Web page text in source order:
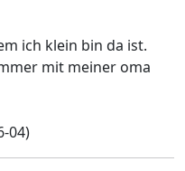
ich klein bin da ist.
mit meiner oma
04)